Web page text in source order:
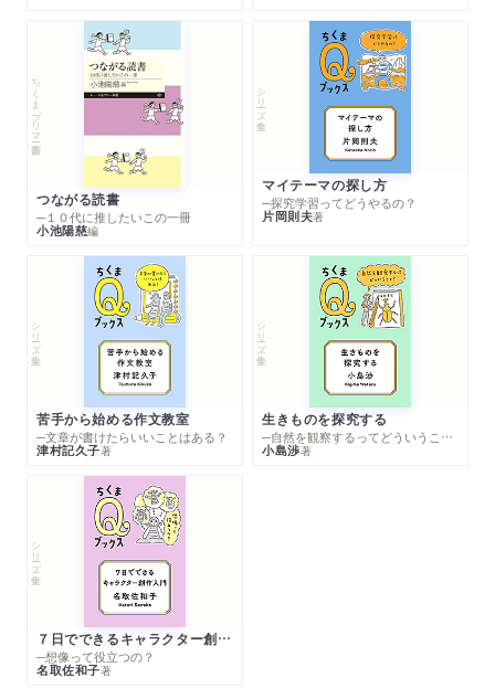
ちくまプリマー新書
つながる読書
─１０代に推したいこの一冊
小池陽慈編
シリーズ・全集
マイテーマの探し方
─探究学習ってどうやるの？
片岡則夫著
シリーズ・全集
苦手から始める作文教室
─文章が書けたらいいことはある？
津村記久子著
シリーズ・全集
生きものを探究する
─自然を観察するってどういうこと？
小島渉著
シリーズ・全集
７日でできるキャラクター創作入門
─想像って役立つの？
名取佐和子著